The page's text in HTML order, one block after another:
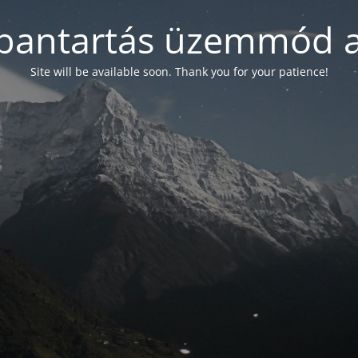
üzemmód
Site will be available soon. Thank you for your patience!